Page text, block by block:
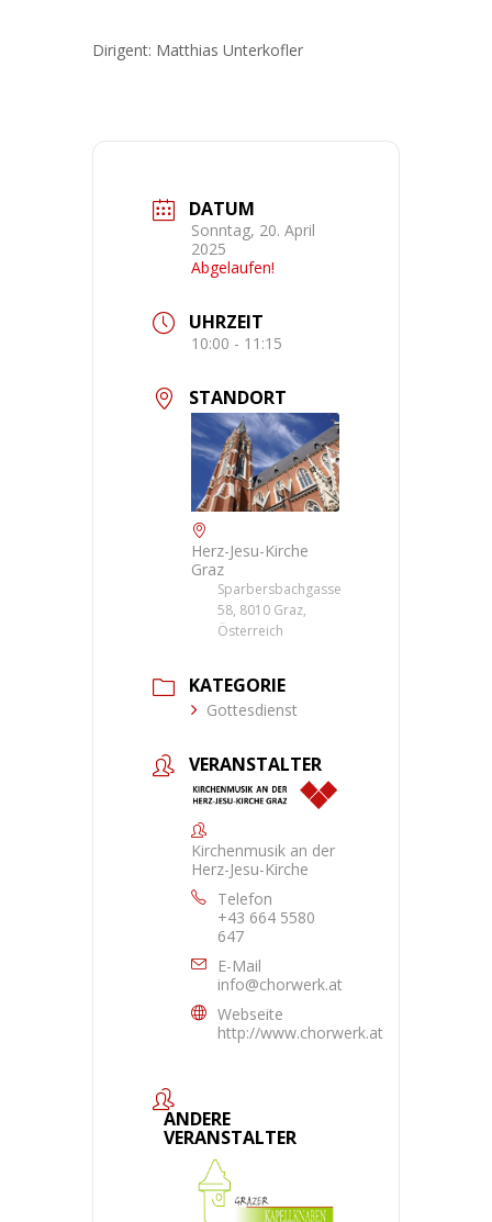
Dirigent: Matthias Unterkofler
DATUM
Sonntag, 20. April
2025
Abgelaufen!
UHRZEIT
10:00 - 11:15
STANDORT
Herz-Jesu-Kirche
Graz
Sparbersbachgasse
58, 8010 Graz,
Österreich
KATEGORIE
Gottesdienst
VERANSTALTER
Kirchenmusik an der
Herz-Jesu-Kirche
Telefon
+43 664 5580
647
E-Mail
info@chorwerk.at
Webseite
http://www.chorwerk.at
ANDERE
VERANSTALTER